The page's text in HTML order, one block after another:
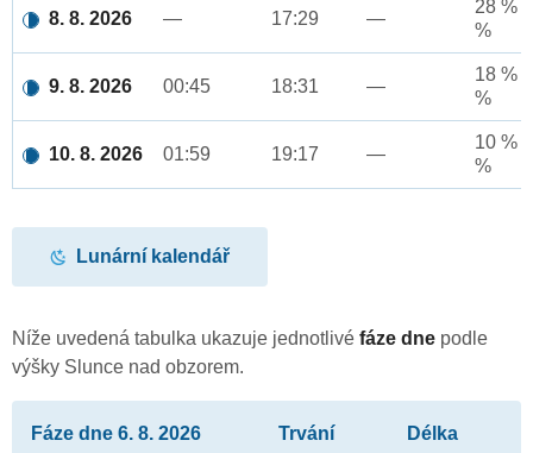
8. 8. 2026 — 17:29 —
28 %
%
9. 8. 2026 00:45 18:31 —
18 %
%
10. 8. 2026 01:59 19:17 —
10 %
%
Lunární kalendář
Níže uvedená tabulka ukazuje jednotlivé fáze dne podle
výšky Slunce nad obzorem.
Fáze dne 6. 8. 2026 Trvání Délka